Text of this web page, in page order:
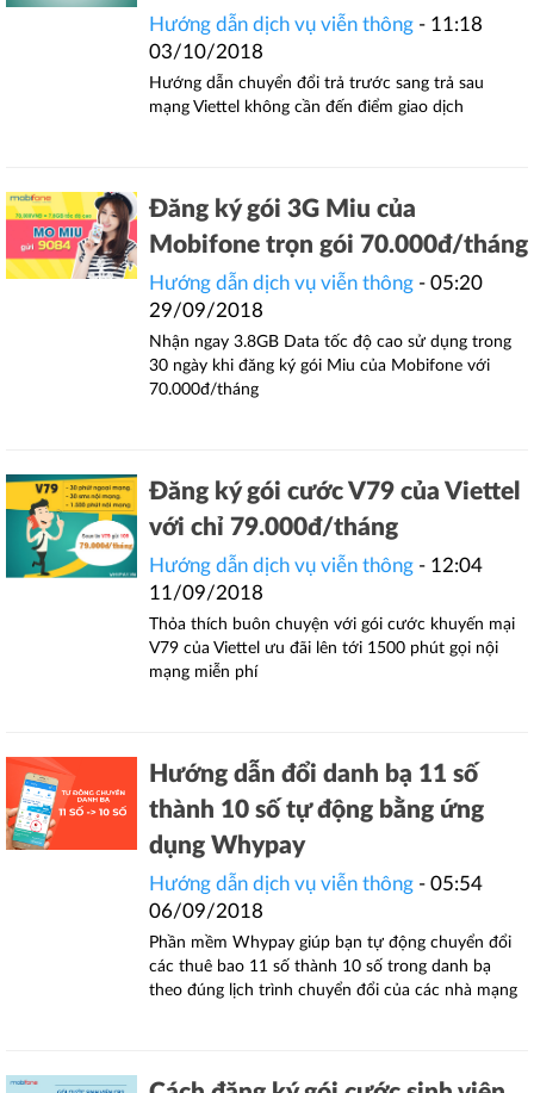
Hướng dẫn dịch vụ viễn thông - 11:18
03/10/2018
Hướng dẫn chuyển đổi trả trước sang trả sau
mạng Viettel không cần đến điểm giao dịch
Đăng ký gói 3G Miu của
Mobifone trọn gói 70.000đ/tháng
Hướng dẫn dịch vụ viễn thông - 05:20
29/09/2018
Nhận ngay 3.8GB Data tốc độ cao sử dụng trong
30 ngày khi đăng ký gói Miu của Mobifone với
70.000đ/tháng
Đăng ký gói cước V79 của Viettel
với chỉ 79.000đ/tháng
Hướng dẫn dịch vụ viễn thông - 12:04
11/09/2018
Thỏa thích buôn chuyện với gói cước khuyến mại
V79 của Viettel ưu đãi lên tới 1500 phút gọi nội
mạng miễn phí
Hướng dẫn đổi danh bạ 11 số
thành 10 số tự động bằng ứng
dụng Whypay
Hướng dẫn dịch vụ viễn thông - 05:54
06/09/2018
Phần mềm Whypay giúp bạn tự động chuyển đổi
các thuê bao 11 số thành 10 số trong danh bạ
theo đúng lịch trình chuyển đổi của các nhà mạng